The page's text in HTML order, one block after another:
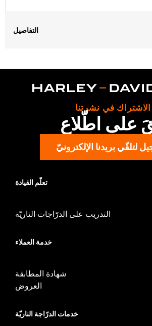
التفاصيل
WARRANTY:2 year limited warranty – Go
Imported
Dimension Description:
Lens:66MM/Bridge:18MM/Temples:00MM
الاشتراك في نشرتنا
على اطّلاع
لتلقّي بريدنا الإلكترونيّ
تعلّم القيادة
التدريب على الدرّاجات الناريّة
خدمة العملاء
شهادة المطابقة
العروض
خدمات الدرّاجة الناريّة